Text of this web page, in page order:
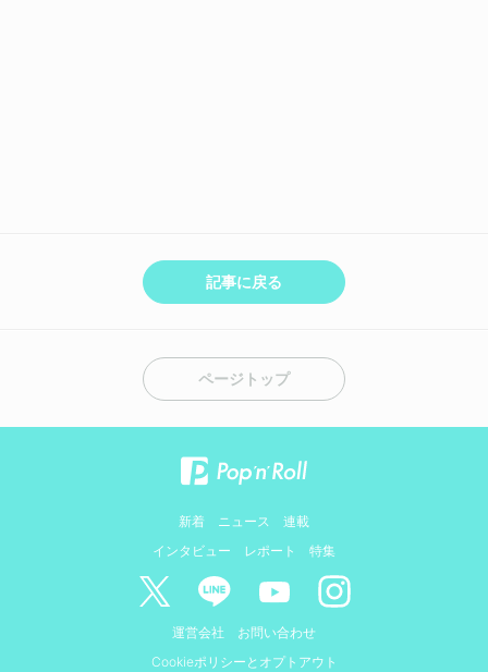
記事に戻る
ページトップ
新着 ニュース
連載
インタビュー
レポート 特集
運営会社
お問い合わせ
Cookieポリシーとオプトアウト